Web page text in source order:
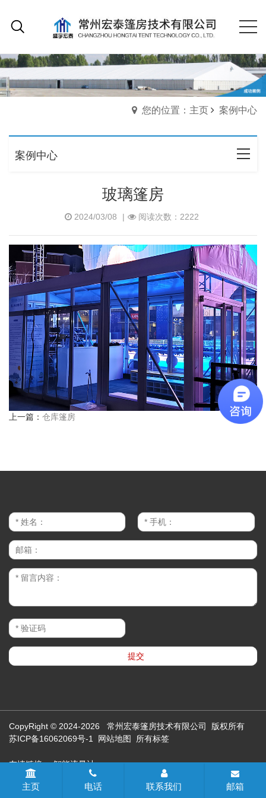
您的位置：主页 案例中心
案例中心
玻璃篷房
2024/03/08 | 阅读次数：2222
上一篇： 仓库篷房
CopyRight © 2024-2026 常州宏泰篷房技术有限公司 版权所有
苏ICP备16062069号-1
网站地图 所有标签
友情链接： 智能流量计
主页 电话 联系我们 邮箱